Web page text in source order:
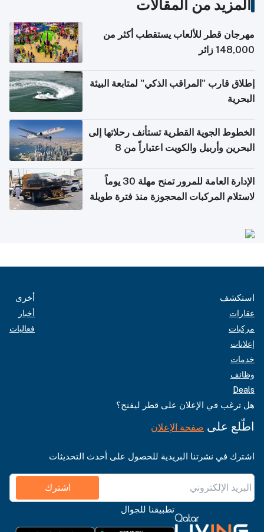
المزيد من المقالات
مهرجان قطر للألعاب يستقطب أكثر من
148,000 زائر
إطلاق قارب "المراقب الذكي" لمتابعة البيئة
البحرية
الخطوط الجوية القطرية تستأنف رحلاتها إلى
البحرين وأربيل والكويت اعتباراً من 8
الإدارة العامة للمرور تمنح مهلة 30 يوماً
لاستلام المركبات المحجوزة منذ فترة طويلة
استكشف
عقارات
مركبات
إعلانات
خدمات
وظائف
Deals
أخرى
أخبار
فعاليات
هل ترغب في الإعلان على قطر ليفنج؟
اطّلع على صفحة الإعلان
اشترك في نشرتنا البريدية للحصول على أحدث التحديثات
اشترك
تطبيقنا للجوال